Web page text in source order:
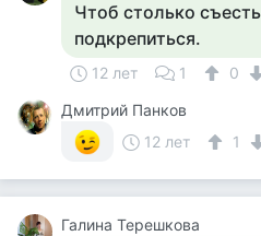
Чтоб столько
подкрепиться.
12 лет 1
0
Дмитрий Панков
12 лет
1
Галина Терешкова